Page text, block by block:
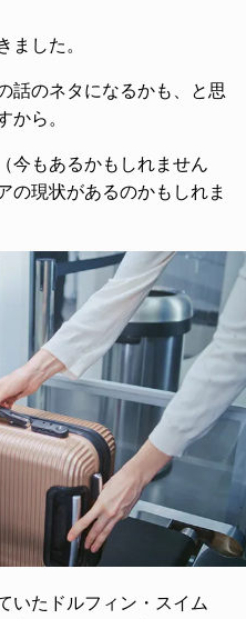
ました。
話のネタになるかも、と思
から。
今もあるかもしれません
の現状があるのかもしれま
いたドルフィン・スイム